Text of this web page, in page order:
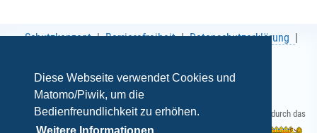
Diese Webseite verwendet Cookies und
Matomo/Piwik, um die
Bedienfreundlichkeit zu erhöhen.
Schutzkonzept Barrierefreiheit
Datenschutzerklärung
Gefördert durch das